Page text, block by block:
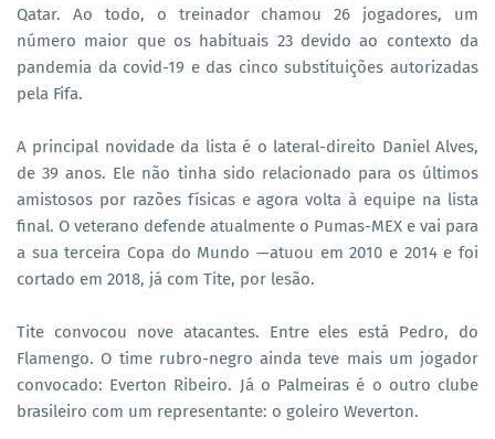
Qatar. Ao todo, o treinador chamou 26 jogadores, um
número maior que os habituais 23 devido ao contexto da
pandemia da covid-19 e das cinco substituições autorizadas
pela Fifa.
A principal novidade da lista é o lateral-direito Daniel Alves,
de 39 anos. Ele não tinha sido relacionado para os últimos
amistosos por razões físicas e agora volta à equipe na lista
final. O veterano defende atualmente o Pumas-MEX e vai para
a sua terceira Copa do Mundo —atuou em 2010 e 2014 e foi
cortado em 2018, já com Tite, por lesão.
Tite convocou nove atacantes. Entre eles está Pedro, do
Flamengo. O time rubro-negro ainda teve mais um jogador
convocado: Everton Ribeiro. Já o Palmeiras é o outro clube
brasileiro com um representante: o goleiro Weverton.